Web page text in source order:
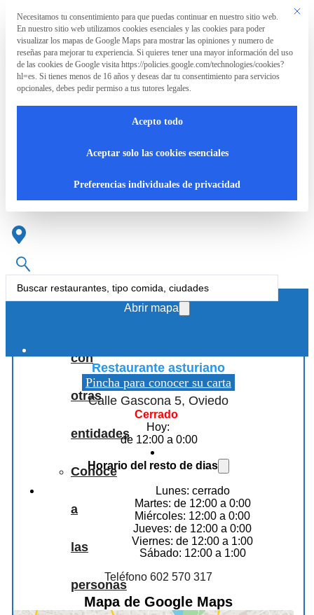
Saltar al contenido principal Saltar al pie de página
La
Asociación
La
accesibles
con
otras
entidades
Conoce
a
las
personas
RpT>
de Asturias
Search
...
Abrir mapa
Restaurante asturiano
Pincha para conocer su carta
Calle Gascona 5, Oviedo
Cerrado
Hoy:
de 12:00 a 0:00
Horario del resto de dias
Lunes: cerrado
Martes: de 12:00 a 0:00
Miércoles: 12:00 a 0:00
Jueves: de 12:00 a 0:00
Viernes: de 12:00 a 1:00
Sábado: 12:00 a 1:00
Teléfono 602 570 317
Mapa de Google Maps
Este
Preferencia de privacidad
Necesitamos tu consentimiento para que puedas continuar en nuestro sitio web.
En nuestro sitio web utilizamos cookies esenciales y las cookies para poder
visualizar los mapas de Google Maps para mostrar las opiniones y numero de
reseñas para mejorar tu experiencia. Si quieres tener una mayor información del uso
de las cookies de Google visita https://policies.google.com/technologies/cookies?
hl=es. Si tienes menos de 16 años y deseas dar tu consentimiento para servicios
opcionales, debes pedir permiso a tus tutores legales.
Acepto todo
Aceptar solo las cookies esenciales
Preferencias individuales de privacidad